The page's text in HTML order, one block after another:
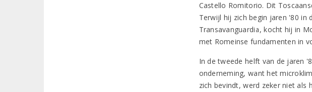
Castello Romitorio. Dit
Terwijl hij zich begin jaren '80 in
Transavanguardia, kocht hij in
met Romeinse fundamenten in
In de tweede helft van de jaren
onderneming, want het
zich bevindt, werd zeker niet als